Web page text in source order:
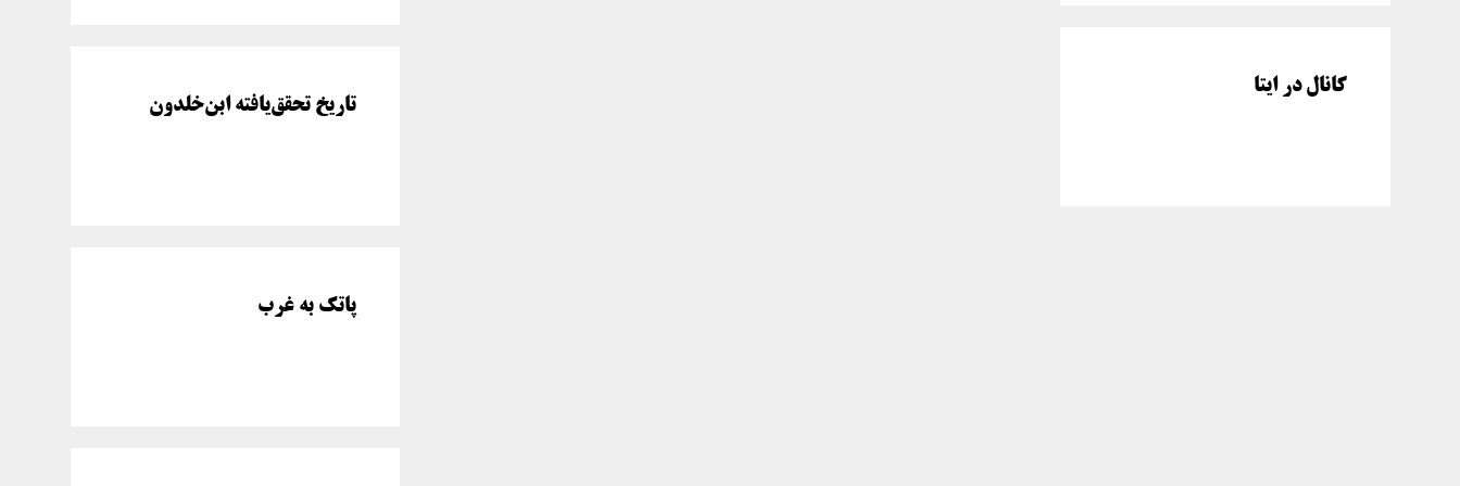
تاریخ تحقق‌یافته ابن‌خلدون
پاتک به غرب
کانال در ایتا